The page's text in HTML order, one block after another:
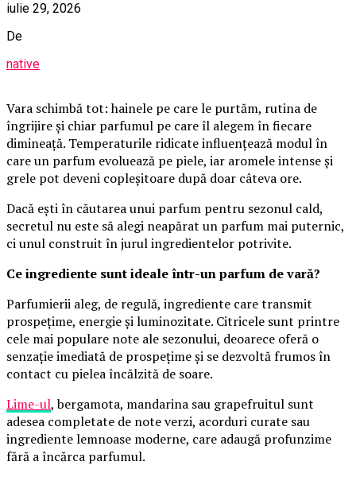
iulie 29, 2026
De
native
Vara schimbă tot: hainele pe care le purtăm, rutina de
îngrijire și chiar parfumul pe care îl alegem în fiecare
dimineață. Temperaturile ridicate influențează modul în
care un parfum evoluează pe piele, iar aromele intense și
grele pot deveni copleșitoare după doar câteva ore.
Dacă ești în căutarea unui parfum pentru sezonul cald,
secretul nu este să alegi neapărat un parfum mai puternic,
ci unul construit în jurul ingredientelor potrivite.
Ce ingrediente sunt ideale într-un parfum de vară?
Parfumierii aleg, de regulă, ingrediente care transmit
prospețime, energie și luminozitate. Citricele sunt printre
cele mai populare note ale sezonului, deoarece oferă o
senzație imediată de prospețime și se dezvoltă frumos în
contact cu pielea încălzită de soare.
Lime-ul, bergamota, mandarina sau grapefruitul sunt
adesea completate de note verzi, acorduri curate sau
ingrediente lemnoase moderne, care adaugă profunzime
fără a încărca parfumul.